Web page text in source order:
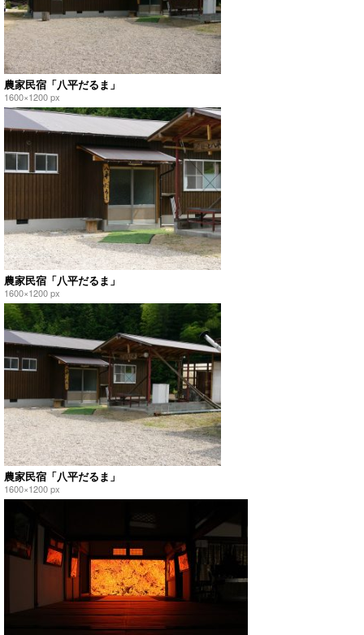
農家民宿「八平だるま」
1600×1200 px
農家民宿「八平だるま」
1600×1200 px
農家民宿「八平だるま」
1600×1200 px